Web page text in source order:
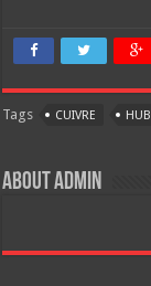
Tags CUIVRE
About Admin